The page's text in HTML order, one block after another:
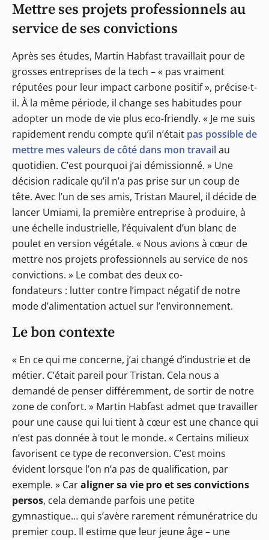
Mettre ses projets professionnels au
service de ses convictions
Après ses études, Martin Habfast travaillait pour de
grosses entreprises de la tech – « pas vraiment
réputées pour leur impact carbone positif », précise-t-
il. À la même période, il change ses habitudes pour
adopter un mode de vie plus eco-friendly. « Je me suis
rapidement rendu compte qu’il n’était pas possible de
mettre mes valeurs de côté dans mon travailau
quotidien. C’est pourquoi j’ai démissionné. » Une
décision radicale qu’il n’a pas prise sur un coup de
tête. Avec l’un de ses amis, Tristan Maurel, il décide de
lancer Umiami, la première entreprise à produire, à
une échelle industrielle, l’équivalent d’un blanc de
poulet en version végétale. « Nous avions à cœur de
mettre nos projets professionnels au service de nos
convictions. » Le combat des deux co-
fondateurs : lutter contre l’impact négatif de notre
mode d’alimentation actuel sur l’environnement.
Le bon contexte
« En ce qui me concerne, j’ai changé d’industrie et de
métier. C’était pareil pour Tristan. Cela nous a
demandé de penser différemment, de sortir de notre
zone de confort. » Martin Habfast admet que travailler
pour une cause qui lui tient à cœur est une chance qui
n’est pas donnée à tout le monde. « Certains milieux
favorisent ce type de reconversion. C’est moins
évident lorsque l’on n’a pas de qualification, par
exemple. » Caraligner sa vie pro et ses convictions
persos, cela demande parfois une petite
gymnastique… qui s’avère rarement rémunératrice du
premier coup. Il estime que leur jeune âge – une